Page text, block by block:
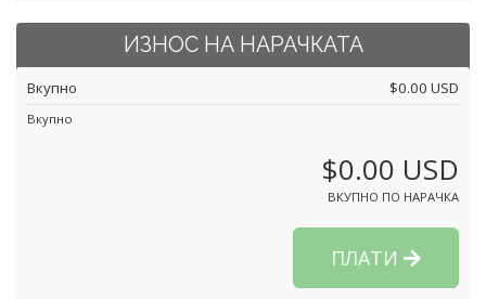
ИЗНОС НА НАРАЧКАТА
Вкупно $0.00 USD
Вкупно
$0.00 USD
ВКУПНО ПО НАРАЧКА
ПЛАТИ